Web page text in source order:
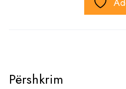
Përshkrim